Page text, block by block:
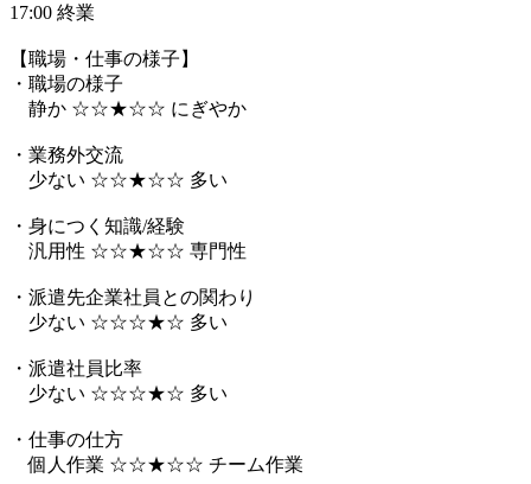
17:00 終業
【職場・仕事の様子】
・職場の様子
静か ☆☆★☆☆ にぎやか
・業務外交流
少ない ☆☆★☆☆ 多い
・身につく知識/経験
汎用性 ☆☆★☆☆ 専門性
・派遣先企業社員との関わり
少ない ☆☆☆★☆ 多い
・派遣社員比率
少ない ☆☆☆★☆ 多い
・仕事の仕方
個人作業 ☆☆★☆☆ チーム作業